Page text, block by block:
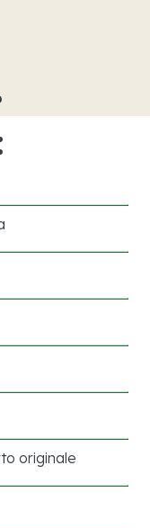
originale